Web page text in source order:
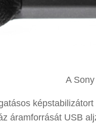
A
áramforrását USB